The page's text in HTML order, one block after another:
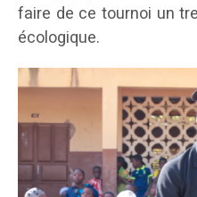
faire de ce tournoi un
écologique.